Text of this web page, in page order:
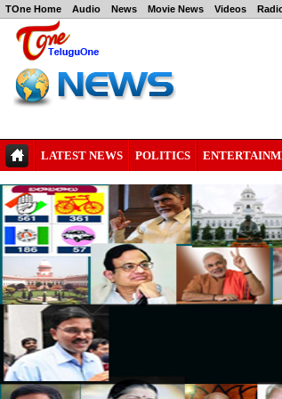
TOne Home Audio News Movie News Videos
LATEST NEWS POLITICS